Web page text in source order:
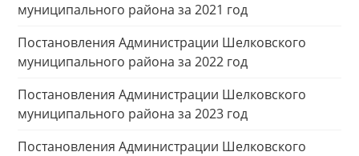
муниципального района за 2021 год
Постановления Администрации Шелковского
муниципального района за 2022 год
Постановления Администрации Шелковского
муниципального района за 2023 год
Постановления Администрации Шелковского